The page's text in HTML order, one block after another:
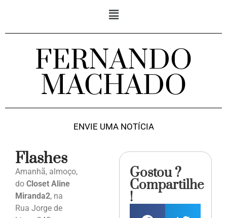
FERNANDO
MACHADO
ENVIE UMA NOTÍCIA
Flashes
Amanhã, almoço,
do Closet Aline
Miranda2, na
Rua Jorge de
Gostou ?
Compartilhe
!